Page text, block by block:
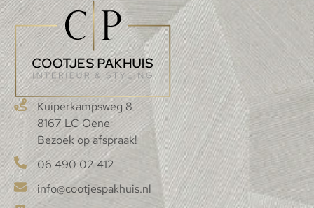
Kuiperkampsweg 8
8167 LC Oene
Bezoek op afspraak!
06 490 02 412
info@cootjespakhuis.nl